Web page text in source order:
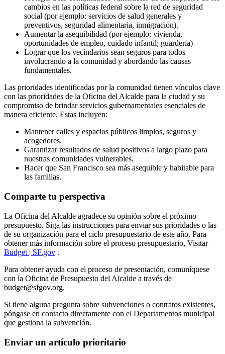
cambios en las políticas federal sobre la red de seguridad
social (por ejemplo: servicios de salud generales y
preventivos, seguridad alimentaria, inmigración).
Aumentar la asequibilidad (por ejemplo: vivienda,
oportunidades de empleo, cuidado infantil; guardería)
Lograr que los vecindarios sean seguros para todos
involucrando a la comunidad y abordando las causas
fundamentales.
Las prioridades identificadas por la comunidad tienen vínculos clave
con las prioridades de la Oficina del Alcalde para la ciudad y su
compromiso de brindar servicios gubernamentales esenciales de
manera eficiente. Estas incluyen:
Mantener calles y espacios públicos limpios, seguros y
acogedores.
Garantizar resultados de salud positivos a largo plazo para
nuestras comunidades vulnerables.
Hacer que San Francisco sea más asequible y habitable para
las familias.
Comparte tu perspectiva
La Oficina del Alcalde agradece su opinión sobre el próximo
presupuesto. Siga las instrucciones para enviar sus prioridades o las
de su organización para el ciclo presupuestario de este año. Para
obtener más información sobre el proceso presupuestario, Visitar
Budget | SF.gov .
Para obtener ayuda con el proceso de presentación, comuníquese
con la Oficina de Presupuesto del Alcalde a través de
budget@sfgov.org.
Si tiene alguna pregunta sobre subvenciones o contratos existentes,
póngase en contacto directamente con el Departamentos municipal
que gestiona la subvención.
Enviar un artículo prioritario